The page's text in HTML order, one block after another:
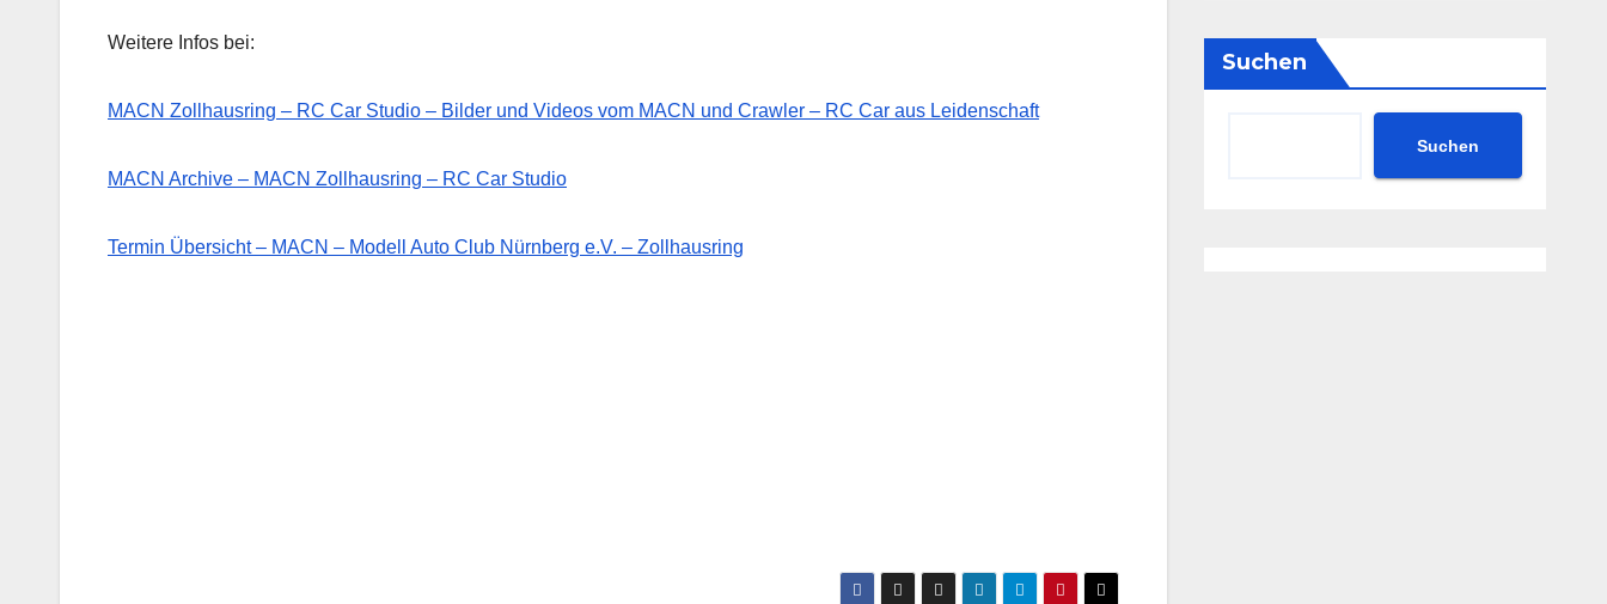
Weitere Infos bei:
MACN Zollhausring – RC Car Studio – Bilder und Videos vom MACN und Crawler – RC Car aus Leidenschaft
MACN Archive – MACN Zollhausring – RC Car Studio
Termin Übersicht – MACN – Modell Auto Club Nürnberg e.V. – Zollhausring
Suchen
Suchen